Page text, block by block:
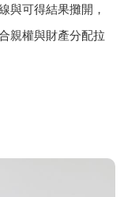
與可得結果攤開，
親權與財產分配拉